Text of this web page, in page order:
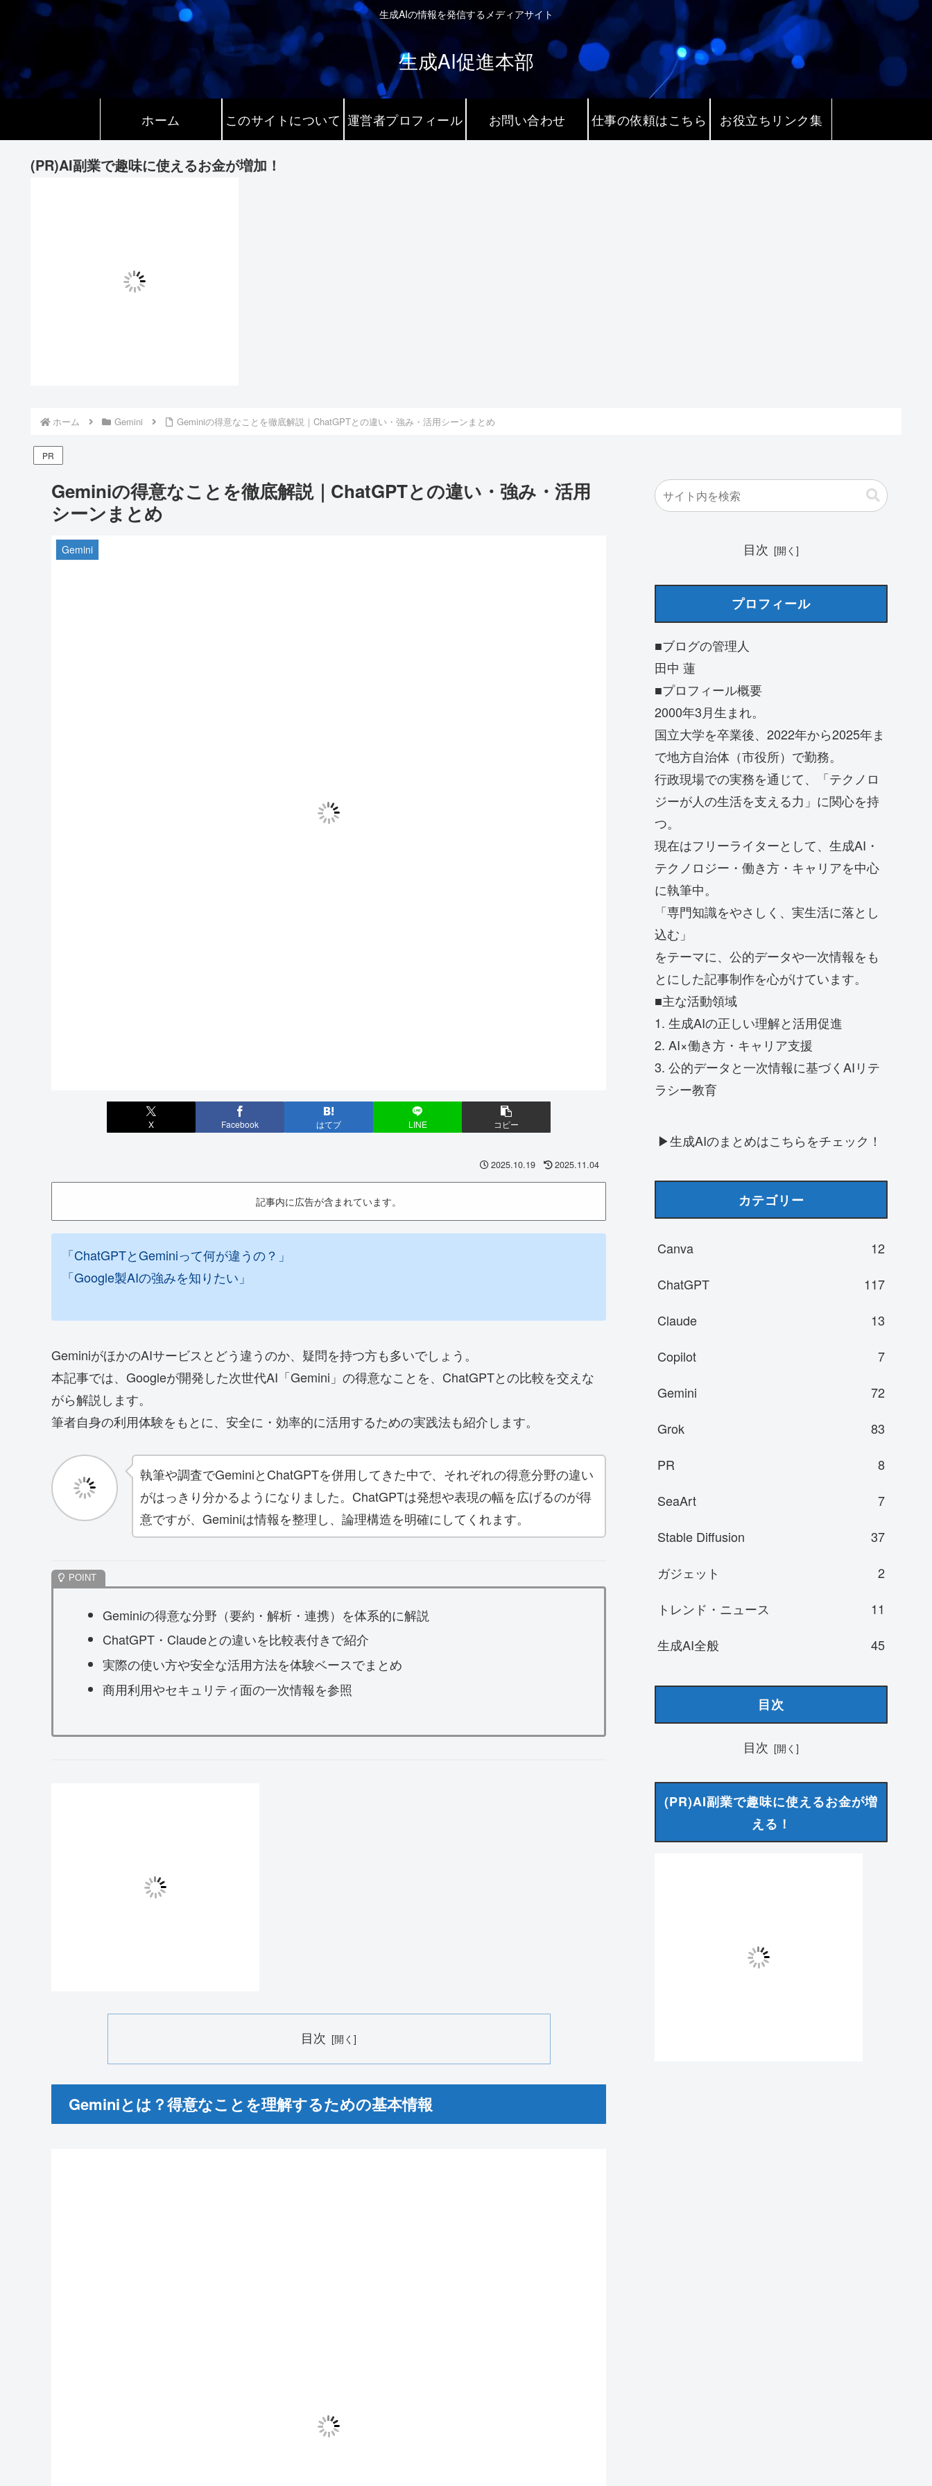
生成AIの情報を発信するメディアサイト
生成AI促進本部
ホーム このサイトについて 運営者プロフィール お問い合わせ 仕事の依頼はこちら お役立ちリンク集
(PR)AI副業で趣味に使えるお金が増加！
ホーム Gemini Geminiの得意なことを徹底解説｜ChatGPTとの違い・強み・活用シーンまとめ
PR
Geminiの得意なことを徹底解説｜ChatGPTとの違い・強み・活用
シーンまとめ
Gemini
X Facebook はてブ LINE コピー
2025.10.19 2025.11.04
記事内に広告が含まれています。
「ChatGPTとGeminiって何が違うの？」
「Google製AIの強みを知りたい」
GeminiがほかのAIサービスとどう違うのか、疑問を持つ方も多いでしょう。
本記事では、Googleが開発した次世代AI「Gemini」の得意なことを、ChatGPTとの比較を交えな
がら解説します。
筆者自身の利用体験をもとに、安全に・効率的に活用するための実践法も紹介します。
執筆や調査でGeminiとChatGPTを併用してきた中で、それぞれの得意分野の違い
がはっきり分かるようになりました。ChatGPTは発想や表現の幅を広げるのが得
意ですが、Geminiは情報を整理し、論理構造を明確にしてくれます。
Geminiの得意な分野（要約・解析・連携）を体系的に解説
ChatGPT・Claudeとの違いを比較表付きで紹介
実際の使い方や安全な活用方法を体験ベースでまとめ
商用利用やセキュリティ面の一次情報を参照
目次
Geminiとは？得意なことを理解するための基本情報
目次
プロフィール
■ブログの管理人
田中 蓮
■プロフィール概要
2000年3月生まれ。
国立大学を卒業後、2022年から2025年ま
で地方自治体（市役所）で勤務。
行政現場での実務を通じて、「テクノロ
ジーが人の生活を支える力」に関心を持
つ。
現在はフリーライターとして、生成AI・
テクノロジー・働き方・キャリアを中心
に執筆中。
「専門知識をやさしく、実生活に落とし
込む」
をテーマに、公的データや一次情報をも
とにした記事制作を心がけています。
■主な活動領域
1. 生成AIの正しい理解と活用促進
2. AI×働き方・キャリア支援
3. 公的データと一次情報に基づくAIリテ
ラシー教育
▶生成AIのまとめはこちらをチェック！
カテゴリー
Canva
12
ChatGPT
117
Claude
13
Copilot
7
Gemini
72
Grok
83
PR
8
SeaArt
7
Stable Diffusion
37
ガジェット
2
トレンド・ニュース
11
生成AI全般
45
目次
目次
(PR)AI副業で趣味に使えるお金が増
える！